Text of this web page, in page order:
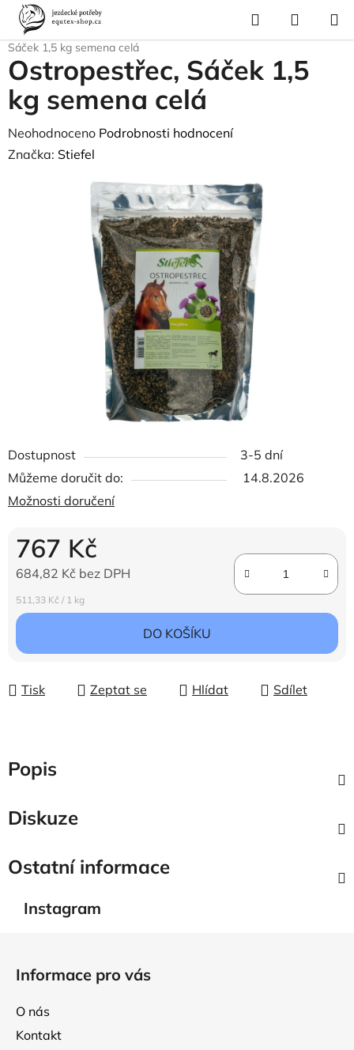
Přejít
obsah
Hledat
KOŠÍK
Domů
Krmivo a vitamíny
Sáček 1,5 kg semena celá
Dostupnost
3-5 dní
Můžeme doručit do:
14.8.2026
Možnosti doručení
767 Kč
684,82 Kč bez DPH
Měrná cena:
511,33 Kč / 1 kg
DO KOŠÍKU
Tisk Zeptat se Hlídat Sdílet
Ostropestřec, Sáček 1,5
kg semena celá
Průměrné
hodnocení
Neohodnoceno Podrobnosti hodnocení
Značka: Stiefel
Popis
Diskuze
Ostatní informace
Instagram
Informace pro vás
O nás
Kontakt